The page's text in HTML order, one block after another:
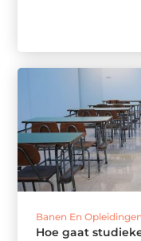
Banen En Opleidingen
Hoe gaat